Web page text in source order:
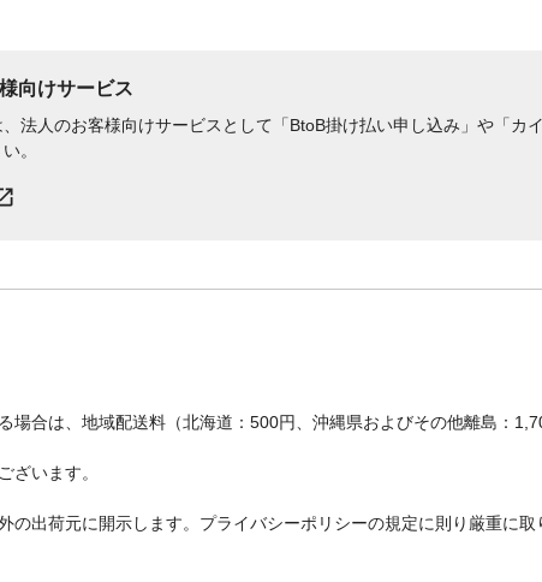
向けサービス
法人のお客様向けサービスとして「BtoB掛け払い申し込み」や「カ
。
合は、地域配送料（北海道：500円、沖縄県およびその他離島：
ざいます。
出荷元に開示します。プライバシーポリシーの規定に則り厳重に取